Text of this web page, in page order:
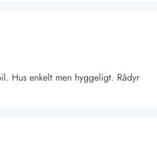
Hus enkelt men hyggeligt. Rådyr